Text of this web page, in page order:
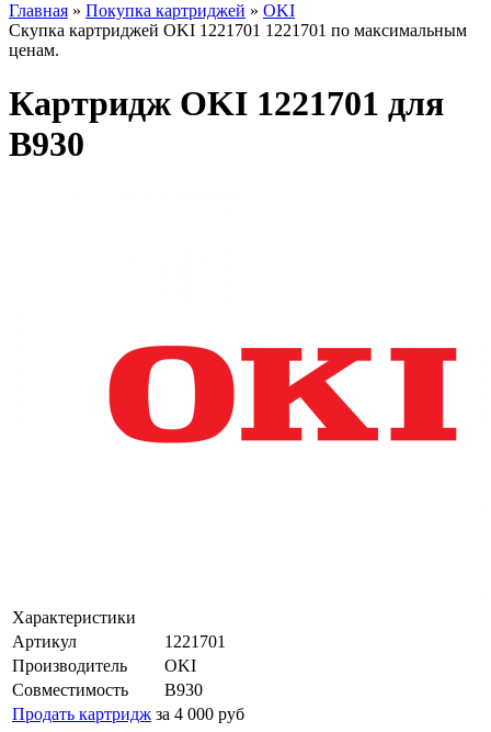
Главная » Покупка картриджей » OKI
Скупка картриджей OKI 1221701 1221701 по максимальным
ценам.
Картридж OKI 1221701 для
B930
Характеристики
Артикул
1221701
Производитель
OKI
Совместимость
B930
Продать картридж за 4 000 руб